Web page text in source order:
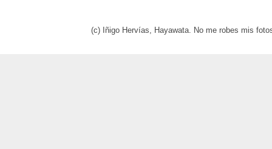
(c) Iñigo Hervías, Hayawata. No me robes mis